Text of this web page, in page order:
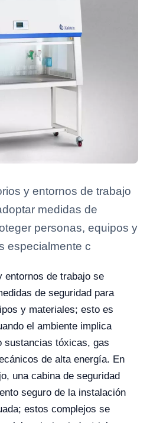
y entornos de trabajo
medidas de
personas, equipos y
especialmente c
entornos de trabajo se
de seguridad para
y materiales; esto es
el ambiente implica
sustancias tóxicas, gas
de alta energía. En
una cabina de seguridad
seguro de la instalación
estos complejos se